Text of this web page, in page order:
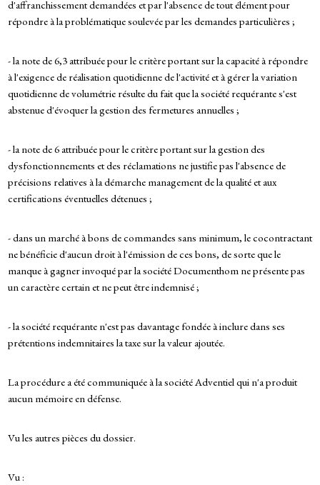
d'affranchissement demandées et par l'absence de tout élément pour
répondre à la problématique soulevée par les demandes particulières ;
- la note de 6,3 attribuée pour le critère portant sur la capacité à répondre
à l'exigence de réalisation quotidienne de l'activité et à gérer la variation
quotidienne de volumétrie résulte du fait que la société requérante s'est
abstenue d'évoquer la gestion des fermetures annuelles ;
- la note de 6 attribuée pour le critère portant sur la gestion des
dysfonctionnements et des réclamations ne justifie pas l'absence de
précisions relatives à la démarche management de la qualité et aux
certifications éventuelles détenues ;
- dans un marché à bons de commandes sans minimum, le cocontractant
ne bénéficie d'aucun droit à l'émission de ces bons, de sorte que le
manque à gagner invoqué par la société Documenthom ne présente pas
un caractère certain et ne peut être indemnisé ;
- la société requérante n'est pas davantage fondée à inclure dans ses
prétentions indemnitaires la taxe sur la valeur ajoutée.
La procédure a été communiquée à la société Adventiel qui n'a produit
aucun mémoire en défense.
Vu les autres pièces du dossier.
Vu :